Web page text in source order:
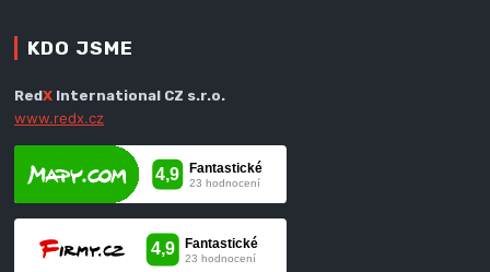
KDO JSME
RedX International CZ s.r.o.
www.redx.cz